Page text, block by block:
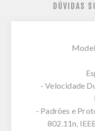
DÚVIDAS
- Velocidade
- Padrões e
802.11n,